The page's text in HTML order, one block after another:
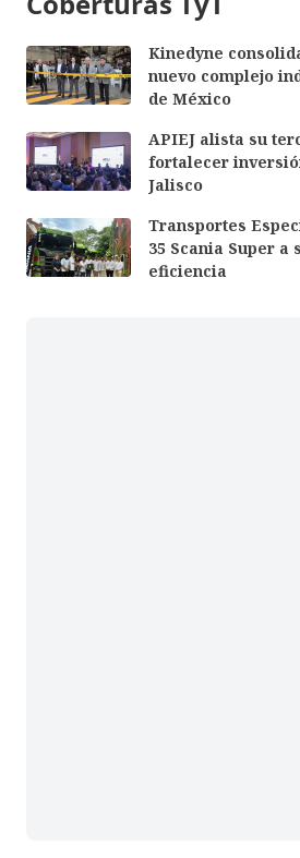
Kinedyne
nuevo complejo
de México
APIEJ alista su
fortalecer
Jalisco
Transportes
35 Scania Super a
eficiencia